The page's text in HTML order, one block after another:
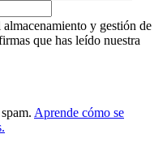
y gestión de
que has leído nuestra
Aprende cómo se